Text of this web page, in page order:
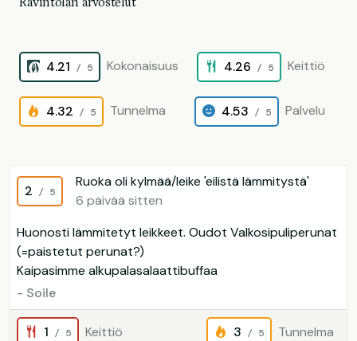
4.21 / 5 Kokonaisuus 4.26 / 5 Keittiö
4.32 / 5 Tunnelma 4.53 / 5 Palvelu
2 / 5
Ruoka oli kylmää/leike 'eilistä lämmitystä'
6 päivää sitten
Huonosti lämmitetyt leikkeet. Oudot Valkosipuliperunat
(=paistetut perunat?)
Kaipasimme alkupalasalaattibuffaa
- Soile
1 / 5 Keittiö 3 / 5 Tunnelma